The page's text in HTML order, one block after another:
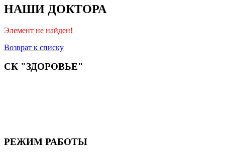
НАШИ ДОКТОРА
Элемент не найден!
Возврат к списку
СК "ЗДОРОВЬЕ"
РЕЖИМ РАБОТЫ